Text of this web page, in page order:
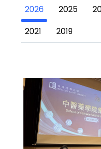
2026 2025
2021
2019